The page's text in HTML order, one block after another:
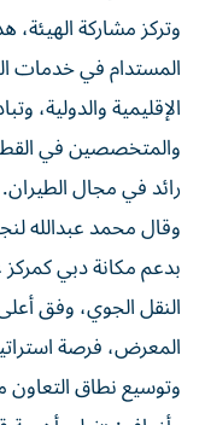
وتركز مشاركة الهيئة،
المستدام في خدمات
الإقليمية والدولية،
والمتخصصين في
رائد في مجال الطيران.
وقال محمد عبدالله
بدعم مكانة دبي
النقل الجوي، وفق
المعرض، فرصة
وتوسيع نطاق التعاون